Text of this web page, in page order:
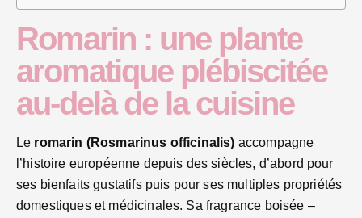
Romarin : une plante
aromatique plébiscitée
au-delà de la cuisine
Le romarin (Rosmarinus officinalis) accompagne
l’histoire européenne depuis des siècles, d’abord pour
ses bienfaits gustatifs puis pour ses multiples propriétés
domestiques et médicinales. Sa fragrance boisée –